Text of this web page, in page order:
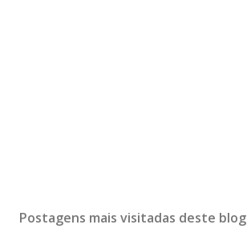
Postagens mais visitadas deste blog